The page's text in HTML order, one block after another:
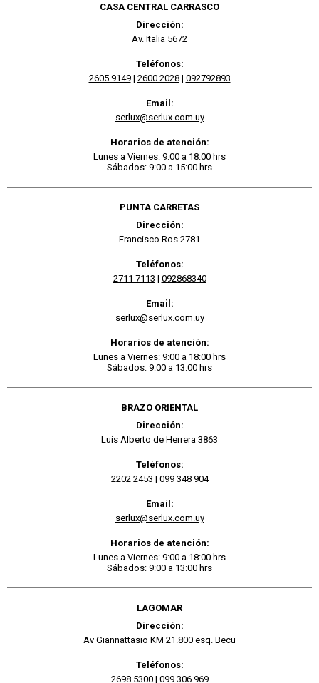
CASA CENTRAL CARRASCO
Dirección:
Av. Italia 5672
Teléfonos:
2605 9149| 2600 2028| 092792893
Email:
serlux@serlux.com.uy
Horarios de atención:
Lunes a Viernes: 9:00 a 18:00 hrs
Sábados: 9:00 a 15:00 hrs
PUNTA CARRETAS
Dirección:
Francisco Ros 2781
Teléfonos:
2711 7113 | 092868340
Email:
serlux@serlux.com.uy
Horarios de atención:
Lunes a Viernes: 9:00 a 18:00 hrs
Sábados: 9:00 a 13:00 hrs
BRAZO ORIENTAL
Dirección:
Luis Alberto de Herrera 3863
Teléfonos:
2202 2453 | 099 348 904
Email:
serlux@serlux.com.uy
Horarios de atención:
Lunes a Viernes: 9:00 a 18:00 hrs
Sábados: 9:00 a 13:00 hrs
LAGOMAR
Dirección:
Av Giannattasio KM 21.800 esq. Becu
Teléfonos:
2698 5300| 099 306 969